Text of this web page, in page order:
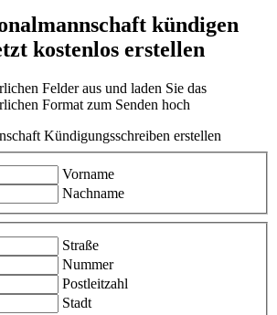
kündigen
kostenlos erstellen
Felder aus und laden Sie das
Format zum Senden hoch
Kündigungsschreiben erstellen
Vorname
Nachname
Straße
Nummer
Postleitzahl
Stadt